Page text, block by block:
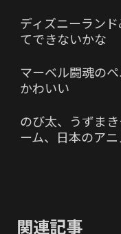
ディズニーラン
てできないかな
マーベル闘魂の
かわいい
のび太、うずま
ーム、日本のア
関連記事